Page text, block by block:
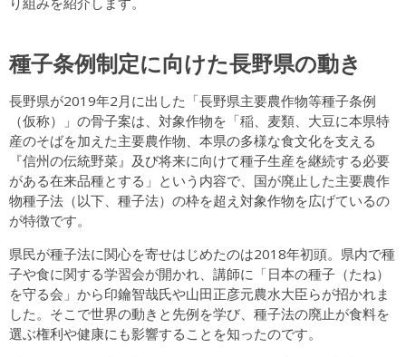
種子条例制定に向けた長野県の動き
長野県が2019年2月に出した「長野県主要農作物等種子条例
（仮称）」の骨子案は、対象作物を「稲、麦類、大豆に本県特
産のそばを加えた主要農作物、本県の多様な食文化を支える
『信州の伝統野菜』及び将来に向けて種子生産を継続する必要
がある在来品種とする」という内容で、国が廃止した主要農作
物種子法（以下、種子法）の枠を超え対象作物を広げているの
が特徴です。
県民が種子法に関心を寄せはじめたのは2018年初頭。県内で種
子や食に関する学習会が開かれ、講師に「日本の種子（たね）
を守る会」から印鑰智哉氏や山田正彦元農水大臣らが招かれま
した。そこで世界の動きと先例を学び、種子法の廃止が食料を
選ぶ権利や健康にも影響することを知ったのです。